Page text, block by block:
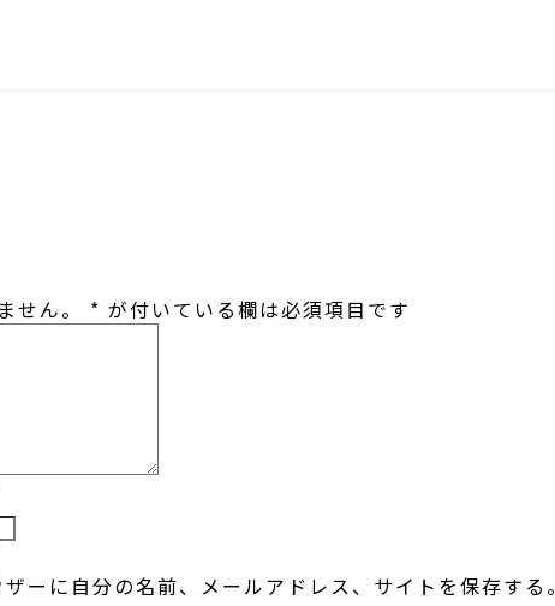
ん。
* が付いている欄は必須項目です
ーに自分の名前、メールアドレス、サイトを保存する。